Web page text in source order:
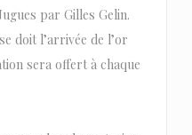
par Gilles Gelin.
doit l’arrivée de l’or
sera offert à chaque